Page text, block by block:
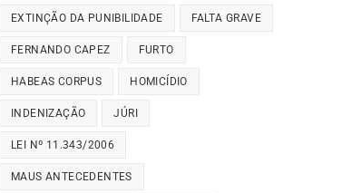
EXTINÇÃO DA PUNIBILIDADE FALTA GRAVE
FERNANDO CAPEZ FURTO
HABEAS CORPUS HOMICÍDIO
INDENIZAÇÃO JÚRI
LEI Nº 11.343/2006
MAUS ANTECEDENTES